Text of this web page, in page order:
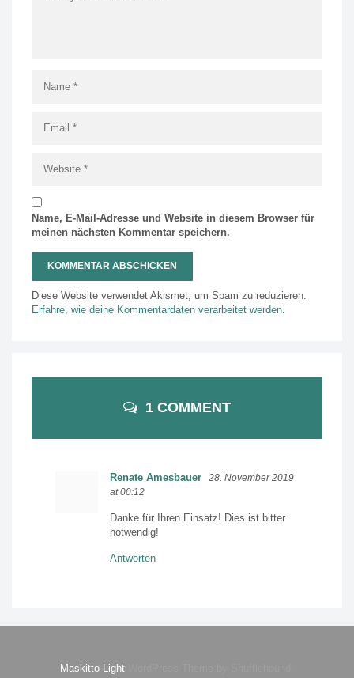
Name, E-Mail-Adresse und Website in diesem Browser für
meinen nächsten Kommentar speichern.
Diese Website verwendet Akismet, um Spam zu reduzieren.
Erfahre, wie deine Kommentardaten verarbeitet werden.
1 COMMENT
Renate Amesbauer
28. November 2019
at 00:12
Danke für Ihren Einsatz! Dies ist bitter
notwendig!
Antworten
Maskitto Light